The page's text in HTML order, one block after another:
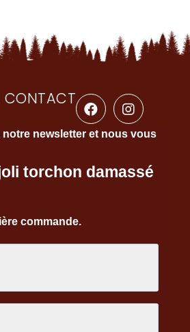
CONTACT
notre newsletter et nous vous
torchon damassé
commande.